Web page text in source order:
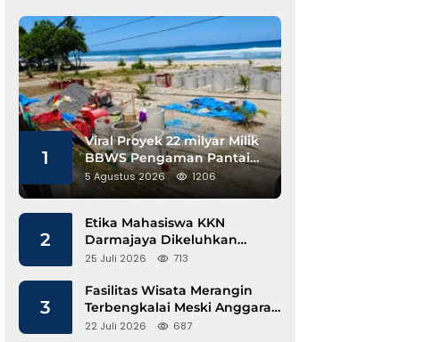
1
Viral Proyek 22 milyar Milik
BBWS Pengaman Pantai
Pesisir Barat Diduga
Gunakan Besi Banci
5 Agustus 2026 1206
2
Etika Mahasiswa KKN
Darmajaya Dikeluhkan
Kepala Pekon Sinar Jawa
25 Juli 2026 713
3
Fasilitas Wisata Merangin
Terbengkalai Meski Anggaran
Perawatan Terus Mengalir
22 Juli 2026 687